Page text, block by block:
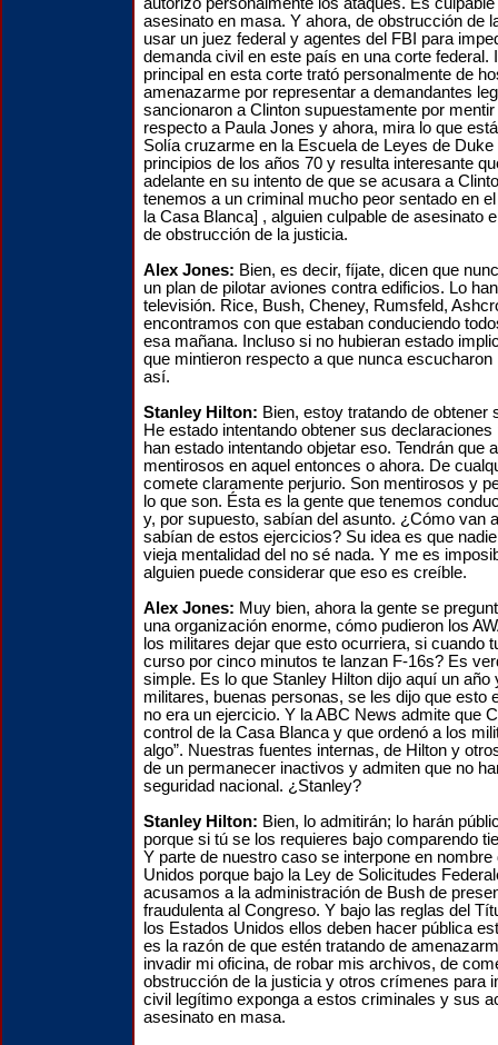
asesinato en masa. Y ahora, de obstrucción de
usar un juez federal y agentes del FBI para
demanda civil en este país en una corte federal.
principal en esta corte trató personalmente de
amenazarme por representar a demandantes
sancionaron a Clinton supuestamente por
respecto a Paula Jones y ahora, mira lo que
Solía cruzarme en la Escuela de Leyes de
principios de los años 70 y resulta interesante
adelante en su intento de que se acusara a
tenemos a un criminal mucho peor sentado en
la Casa Blanca] , alguien culpable de asesinato
de obstrucción de la justicia.
Alex Jones: Bien, es decir, fíjate, dicen que
un plan de pilotar aviones contra edificios. Lo
televisión. Rice, Bush, Cheney, Rumsfeld,
encontramos con que estaban conduciendo
esa mañana. Incluso si no hubieran estado
que mintieron respecto a que nunca escucharon
así.
Stanley Hilton: Bien, estoy tratando de obtener
He estado intentando obtener sus
han estado intentando objetar eso. Tendrán que
mentirosos en aquel entonces o ahora. De
comete claramente perjurio. Son mentirosos y
lo que son. Ésta es la gente que tenemos
y, por supuesto, sabían del asunto. ¿Cómo van
sabían de estos ejercicios? Su idea es que
vieja mentalidad del no sé nada. Y me es
alguien puede considerar que eso es creíble.
Alex Jones: Muy bien, ahora la gente se
una organización enorme, cómo pudieron los
los militares dejar que esto ocurriera, si cuando
curso por cinco minutos te lanzan F-16s? Es
simple. Es lo que Stanley Hilton dijo aquí un año
militares, buenas personas, se les dijo que esto
no era un ejercicio. Y la ABC News admite que
control de la Casa Blanca y que ordenó a los
algo”. Nuestras fuentes internas, de Hilton y
de un permanecer inactivos y admiten que no
seguridad nacional. ¿Stanley?
Stanley Hilton: Bien, lo admitirán; lo harán
porque si tú se los requieres bajo comparendo
Y parte de nuestro caso se interpone en
Unidos porque bajo la Ley de Solicitudes
acusamos a la administración de Bush de
fraudulenta al Congreso. Y bajo las reglas del
los Estados Unidos ellos deben hacer pública
es la razón de que estén tratando de
invadir mi oficina, de robar mis archivos, de
obstrucción de la justicia y otros crímenes para
civil legítimo exponga a estos criminales y sus
asesinato en masa.